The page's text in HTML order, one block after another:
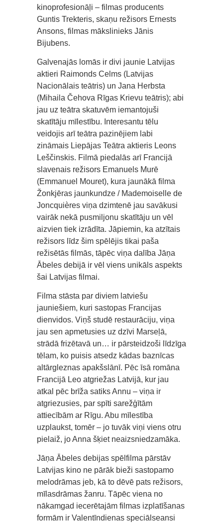
kinoprofesionāļi – filmas producents
Guntis Trekteris, skaņu režisors Ernests
Ansons, filmas mākslinieks Jānis
Bijubens.
Galvenajās lomās ir divi jaunie Latvijas
aktieri Raimonds Celms (Latvijas
Nacionālais teātris) un Jana Herbsta
(Mihaila Čehova Rīgas Krievu teātris); abi
jau uz teātra skatuvēm iemantojuši
skatītāju mīlestību. Interesantu tēlu
veidojis arī teātra pazinējiem labi
zināmais Liepājas Teātra aktieris Leons
Leščinskis. Filmā piedalās arī Francijā
slavenais režisors Emanuels Murē
(Emmanuel Mouret), kura jaunākā filma
Žonkjēras jaunkundze / Mademoiselle de
Joncquières viņa dzimtenē jau savākusi
vairāk nekā pusmiljonu skatītāju un vēl
aizvien tiek izrādīta. Jāpiemin, ka atzītais
režisors līdz šim spēlējis tikai paša
režisētās filmās, tāpēc viņa dalība Jāņa
Ābeles debijā ir vēl viens unikāls aspekts
šai Latvijas filmai.
Filma stāsta par diviem latviešu
jauniešiem, kuri sastopas Francijas
dienvidos. Viņš studē restaurāciju, viņa
jau sen apmetusies uz dzīvi Marseļā,
strādā frizētavā un… ir pārsteidzoši līdzīga
tēlam, ko puisis atsedz kādas baznīcas
altārgleznas apakšslānī. Pēc īsā romāna
Francijā Leo atgriežas Latvijā, kur jau
atkal pēc brīža satiks Annu – viņa ir
atgriezusies, par spīti sarežģītām
attiecībām ar Rīgu. Abu mīlestība
uzplaukst, tomēr – jo tuvāk viņi viens otru
pielaiž, jo Anna šķiet neaizsniedzamāka.
Jāņa Ābeles debijas spēlfilma pārstāv
Latvijas kino ne pārāk bieži sastopamo
melodrāmas jeb, kā to dēvē pats režisors,
mīlasdrāmas žanru. Tāpēc viena no
nākamgad iecerētajām filmas izplatīšanas
formām ir Valentīndienas speciālseansi